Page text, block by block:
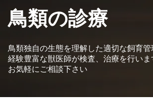
​鳥類の診療
鳥類独自の生態を理解した適切な飼育
経験豊富な獣医師が検査、治療を行いま
​お気軽にご相談下さい